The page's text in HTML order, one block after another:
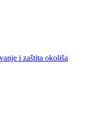
i zaštita okoliša